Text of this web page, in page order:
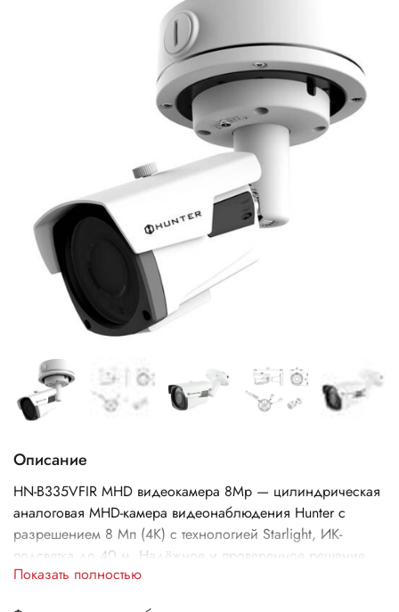
Описание
HN-B335VFIR MHD видеокамера 8Mp — цилиндрическая
аналоговая MHD-камера видеонаблюдения Hunter с
разрешением 8 Мп (4K) с технологией Starlight, ИК-
подсветка до 40 м. Надёжное и проверенное решение
для круглосуточного видеонаблюдения.
Показать полностью